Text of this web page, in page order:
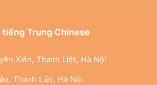
Trung Chinese
Xiển, Thanh Liệt, Hà Nội
Thanh Liệt, Hà Nội